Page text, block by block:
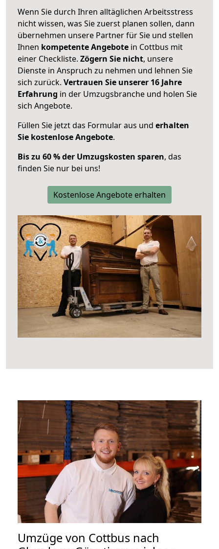
Wenn Sie durch Ihren alltäglichen Arbeitsstress
nicht wissen, was Sie zuerst planen sollen, dann
übernehmen unsere Partner für Sie und stellen
Ihnen kompetente Angebote in Cottbus mit
einer Checkliste. Zögern Sie nicht, unsere
Dienste in Anspruch zu nehmen und lehnen Sie
sich zurück. Vertrauen Sie unserer 16 Jahre
Erfahrung in der Umzugsbranche und holen Sie
sich Angebote.
Füllen Sie jetzt das Formular aus und erhalten
Sie kostenlose Angebote.
Bis zu 60 % der Umzugskosten sparen, das
finden Sie nur bei uns!
Kostenlose Angebote erhalten
Umzüge von Cottbus nach